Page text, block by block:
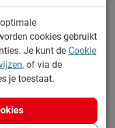
mooi (en schoon)
om alle tips & tricks te
cookies gebruikt
Je kunt de Cookie
, of via de
je toestaat.